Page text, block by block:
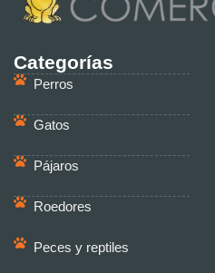
Categorías
Perros
Gatos
Pájaros
Roedores
Peces y reptiles